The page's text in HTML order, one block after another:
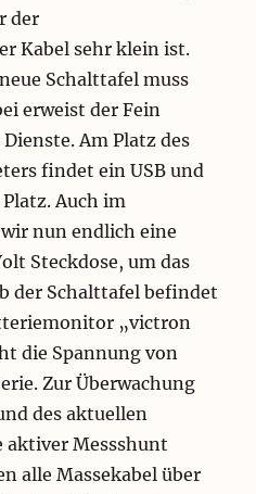
der
Kabel sehr klein ist.
Schalttafel muss
erweist der Fein
Am Platz des
findet ein USB und
Auch im
nun endlich eine
Steckdose, um das
der Schalttafel befindet
„victron
die Spannung von
Zur Überwachung
des aktuellen
aktiver Messshunt
alle Massekabel über